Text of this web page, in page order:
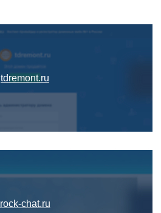
tdremont.ru
rock-chat.ru